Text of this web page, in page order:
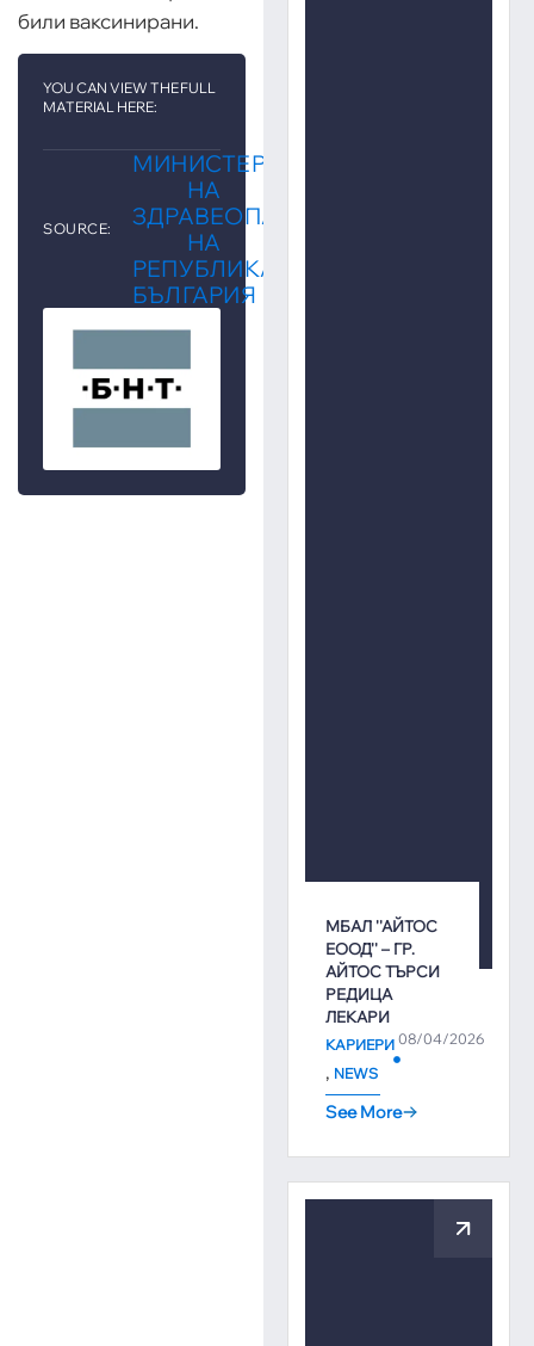
били ваксинирани.
SOURCE:
МИНИСТЕРСТВО
НА
ЗДРАВЕОПАЗВАНЕТО
НА
РЕПУБЛИКА
БЪЛГАРИЯ
YOU CAN VIEW THE FULL
MATERIAL HERE:
МБАЛ ''АЙТОС
ЕООД'' – ГР.
АЙТОС ТЪРСИ
РЕДИЦА
ЛЕКАРИ
08/04/2026
КАРИЕРИ
, NEWS
See More